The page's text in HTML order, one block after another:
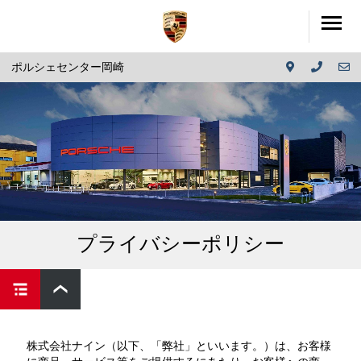
ポルシェセンター岡崎
プライバシーポリシー
株式会社ナイン（以下、「弊社」といいます。）は、お客様